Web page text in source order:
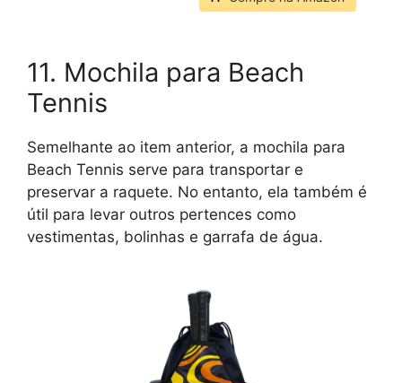
11. Mochila para Beach
Tennis
Semelhante ao item anterior, a mochila para
Beach Tennis serve para transportar e
preservar a raquete. No entanto, ela também é
útil para levar outros pertences como
vestimentas, bolinhas e garrafa de água.